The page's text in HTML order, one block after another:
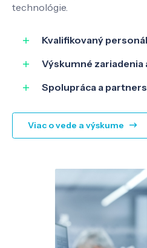
technológie.
Kvalifikovaný personál
Výskumné
Spolupráca a
Viac o vede a výskume